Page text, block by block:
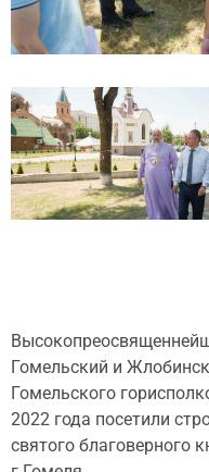
Гомельский и
Гомельского
2022 года посетили
святого благоверного